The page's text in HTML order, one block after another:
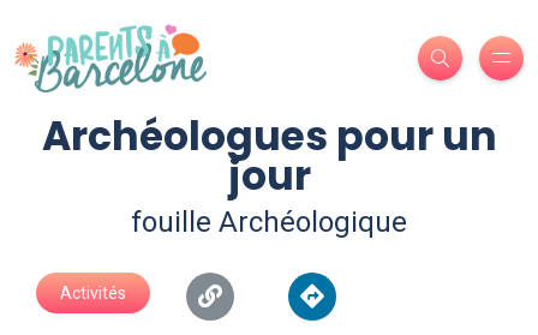
Archéologues pour un
jour
fouille Archéologique
Activités